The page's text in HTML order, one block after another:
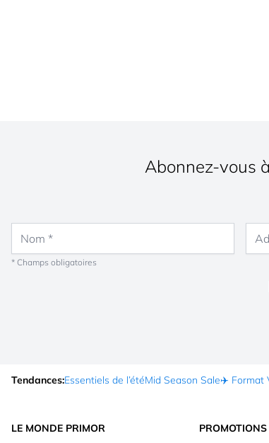
Abonnez-vous
* Champs obligatoires
Tendances:Essentiels de l’étéMid Season Sale✈️ Format
LE MONDE PRIMOR
PROMOTIONS